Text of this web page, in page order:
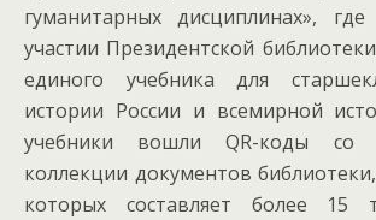
гуманитарных дисциплинах»,
участии Президентской
единого учебника для
истории России и всемирной
учебники вошли QR-коды со
коллекции документов
которых составляет более 15